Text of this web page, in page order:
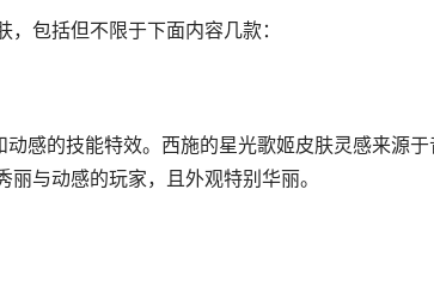
包括但不限于下面内容几款：
感的技能特效。西施的星光歌姬皮肤灵感来源于
与动感的玩家，且外观特别华丽。